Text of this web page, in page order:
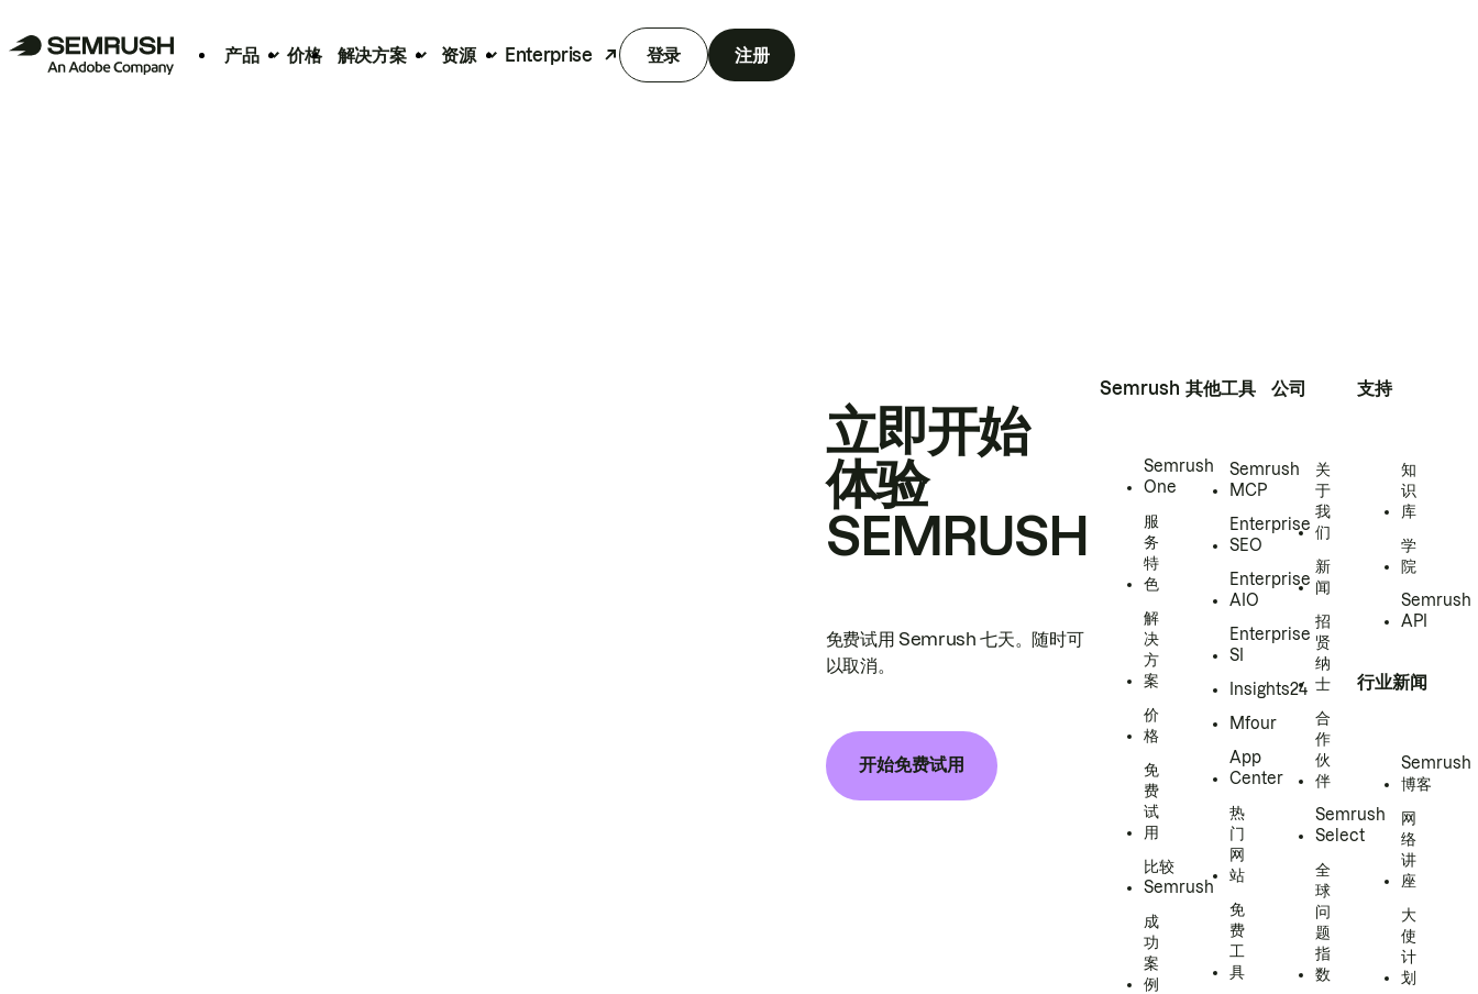
产品 价格 解决方案 资源 Enterprise 登录 注册
立即开始
体验
SEMRUSH
免费试用 Semrush 七天。随时可
以取消。
开始免费试用
Semrush
Semrush
One
服
务
特
色
解
决
方
案
价
格
免
费
试
用
比较
Semrush
成
功
案
例
其他工具
Semrush
MCP
Enterprise
SEO
Enterprise
AIO
Enterprise
SI
Insights24
Mfour
App
Center
热
门
网
站
免
费
工
具
公司
关
于
我
们
新
闻
招
贤
纳
士
合
作
伙
伴
Semrush
Select
全
球
问
题
指
数
支持
知
识
库
学
院
Semrush
API
行业新闻
Semrush
博客
网
络
讲
座
大
使
计
划